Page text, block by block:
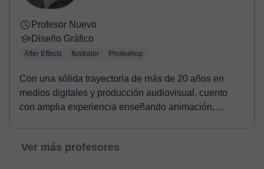
Profesor Nuevo
Diseño Gráfico
After Effects Ilustrator Photoshop
Con una sólida trayectoria de más de 20 años en
medios digitales y producción audiovisual, cuento
con amplia experiencia enseñando animación,
Ver más profesores